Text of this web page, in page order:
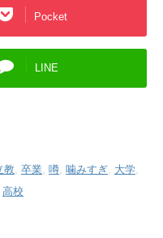
Pocket
LINE
教 卒業 噂 噛みすぎ 大学
高校